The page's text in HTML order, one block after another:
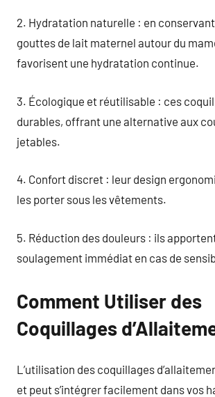
2. Hydratation naturelle : en
gouttes de lait maternel autour du
favorisent une hydratation continue.
3. Écologique et réutilisable : ces
durables, offrant une alternative aux
jetables.
4. Confort discret : leur design
les porter sous les vêtements.
5. Réduction des douleurs : ils
soulagement immédiat en cas de
Comment Utiliser des
Coquillages
L’utilisation des coquillages
et peut s’intégrer facilement dans vos